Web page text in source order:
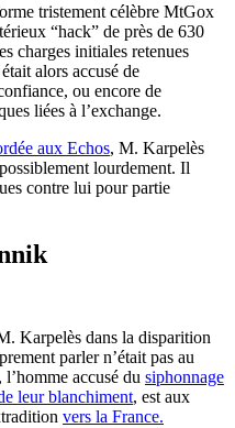
tristement célèbre MtGox
“hack” de près de 630
charges initiales retenues
alors accusé de
ou encore de
liées à l’exchange.
aux Echos, M. Karpelès
lourdement. Il
contre lui pour partie
Karpelès dans la disparition
parler n’était pas au
accusé du siphonnage
leur blanchiment, est aux
vers la France.